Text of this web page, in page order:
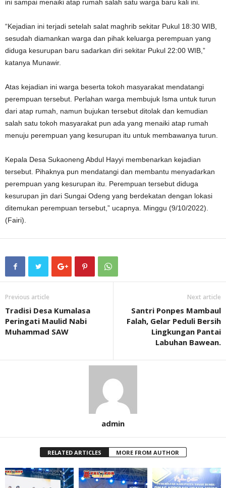
ini sampai menaiki atap rumah salah satu warga baru kali ini.
“Kejadian ini terjadi setelah salat maghrib sekitar Pukul 18:30 WIB,
sesudah diamankan warga dan pihak keluarga perempuan yang
diduga kesurupan baru sadarkan diri sekitar Pukul 22:00 WIB,”
katanya Munawir.
Atas kejadian ini warga beserta tokoh masyarakat mendatangi
perempuan tersebut. Perlahan warga membujuk Isma untuk turun
dari atap rumah, namun bujukan tersebut ditolak dan kemudian
salah satu tokoh masyarakat pun ada yang menaiki atap rumah
menuju perempuan yang kesurupan itu untuk membawanya turun.
Kepala Desa Sukaoneng Abdul Hayyi membenarkan kejadian
tersebut. Pihaknya pun mendatangi dan membantu menyadarkan
perempuan yang kesurupan itu. Perempuan tersebut diduga
kesurupan jin dari Sungai Odeng yang berdekatan dengan lokasi
ditemukan perempuan tersebut,” ucapnya. Minggu (9/10/2022).
(Fairi).
Previous article
Tradisi Desa Kumalasa
Peringati Maulid Nabi
Muhammad SAW
Next article
Santri Ponpes Mambaul
Falah, Gelar Peduli Bersih
Lingkungan Pantai
Labuhan Bawean.
admin
RELATED ARTICLES MORE FROM AUTHOR